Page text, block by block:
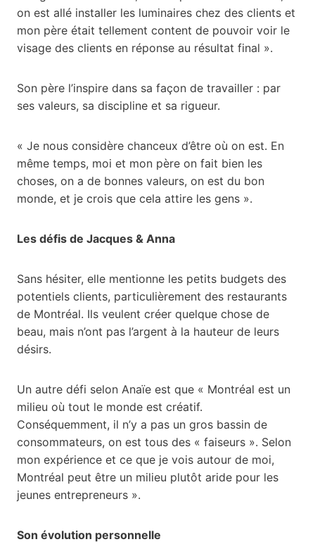
on est allé installer les luminaires chez des clients et
mon père était tellement content de pouvoir voir le
visage des clients en réponse au résultat final ».
Son père l’inspire dans sa façon de travailler : par
ses valeurs, sa discipline et sa rigueur.
« Je nous considère chanceux d’être où on est. En
même temps, moi et mon père on fait bien les
choses, on a de bonnes valeurs, on est du bon
monde, et je crois que cela attire les gens ».
Les défis de Jacques & Anna
Sans hésiter, elle mentionne les petits budgets des
potentiels clients, particulièrement des restaurants
de Montréal. Ils veulent créer quelque chose de
beau, mais n’ont pas l’argent à la hauteur de leurs
désirs.
Un autre défi selon Anaïe est que « Montréal est un
milieu où tout le monde est créatif.
Conséquemment, il n’y a pas un gros bassin de
consommateurs, on est tous des « faiseurs ». Selon
mon expérience et ce que je vois autour de moi,
Montréal peut être un milieu plutôt aride pour les
jeunes entrepreneurs ».
Son évolution personnelle